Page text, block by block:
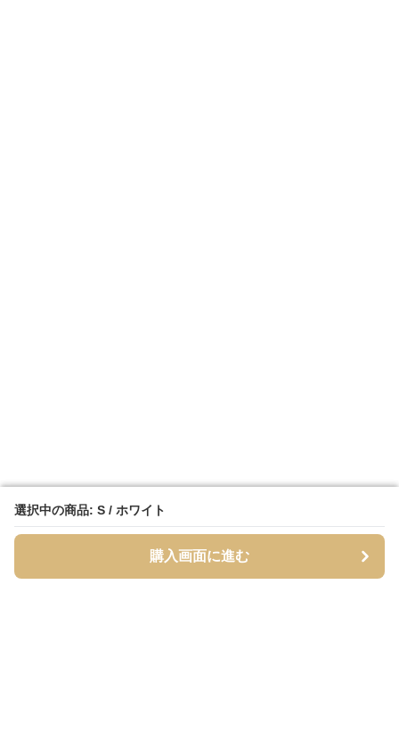
選択中の商品: S / ホワイト
購入画面に進む
選択中の商品: S / ホワイト
購入画面に進む